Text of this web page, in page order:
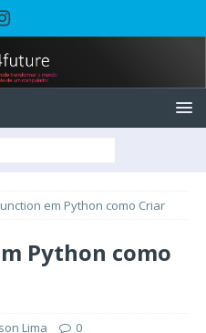
em Python como Criar
Python como
Lima 0